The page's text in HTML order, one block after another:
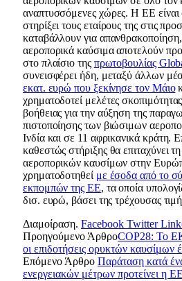
αναπτυσσόμενες χώρες. Η ΕΕ
στηρίξει τους εταίρους της στις
καταβάλλουν για
αεροπορικά καύσιμα αποτελούν
στο πλαίσιο της πρωτοβουλίας
συνεισφέρει ήδη, μεταξύ άλλων
εκατ. ευρώ που ξεκίνησε τον Μάιο
χρηματοδοτεί μελέτες
βοήθειας για την αύξηση της
πιστοποίησης των βιώσιμων
Ινδία και σε 11 αφρικανικά κράτη.
καθεστώς στήριξης θα επιταχύνει
αεροπορικών καυσίμων στην
χρηματοδοτηθεί με έσοδα από το
εκπομπών της ΕΕ, τα οποία
δισ. ευρώ, βάσει της τρέχουσας
Διαμοίραση. Facebook Twitter
Προηγούμενο ΆρθροCOP28: Το
οι επιδοτήσεις ορυκτών καυσίμων
Επόμενο Άρθρο Παράταση κατά
ενεργειακών μέτρων προτείνει η ΕΕ